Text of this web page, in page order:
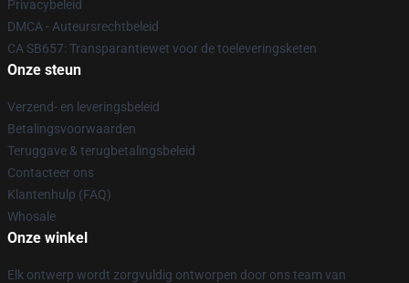
Privacybeleid
DMCA - Auteursrechtbeleid
CA SB657: Transparantiewet voor de toeleveringsketen
Onze steun
Verzend- en leveringsbeleid
Betalingsvoorwaarden
Teruggave & terugbetalingsbeleid
Contacteer ons
Klantenhulp (FAQ)
Whosale
Onze winkel
Elk ontwerp wordt zorgvuldig ontworpen door ons team van